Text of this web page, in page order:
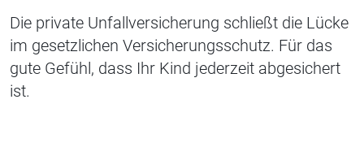
Die private Unfallversicherung schließt die Lücke
im gesetzlichen Versicherungsschutz. Für das
gute Gefühl, dass Ihr Kind jederzeit abgesichert
ist.